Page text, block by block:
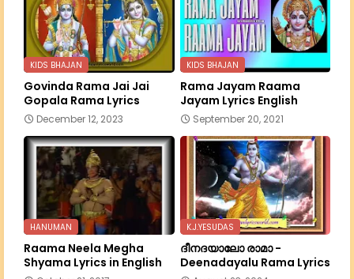
KIDS BHAJAN
Govinda Rama Jai Jai
Gopala Rama Lyrics
December 12, 2023
KIDS BHAJAN
Rama Jayam Raama
Jayam Lyrics English
September 20, 2021
HANUMAN
Raama Neela Megha
Shyama Lyrics in English
K.J.YESUDAS
ദീനദയാലോ രാമാ -
Deenadayalu Rama Lyrics